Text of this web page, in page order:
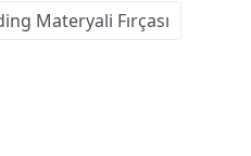
Materyali Fırçası